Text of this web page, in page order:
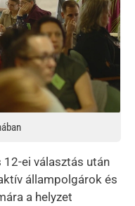
ei választás után
állampolgárok és
a helyzet